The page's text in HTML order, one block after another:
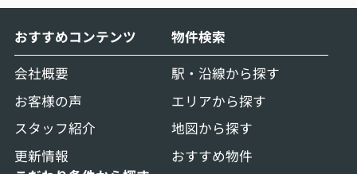
おすすめコンテンツ
会社概要
お客様の声
スタッフ紹介
更新情報
物件検索
駅・沿線から探す
エリアから探す
地図から探す
おすすめ物件